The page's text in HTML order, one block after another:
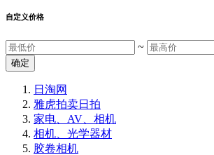
自定义价格
~
确定
日淘网
雅虎拍卖日拍
家电、AV、相机
相机、光学器材
胶卷相机